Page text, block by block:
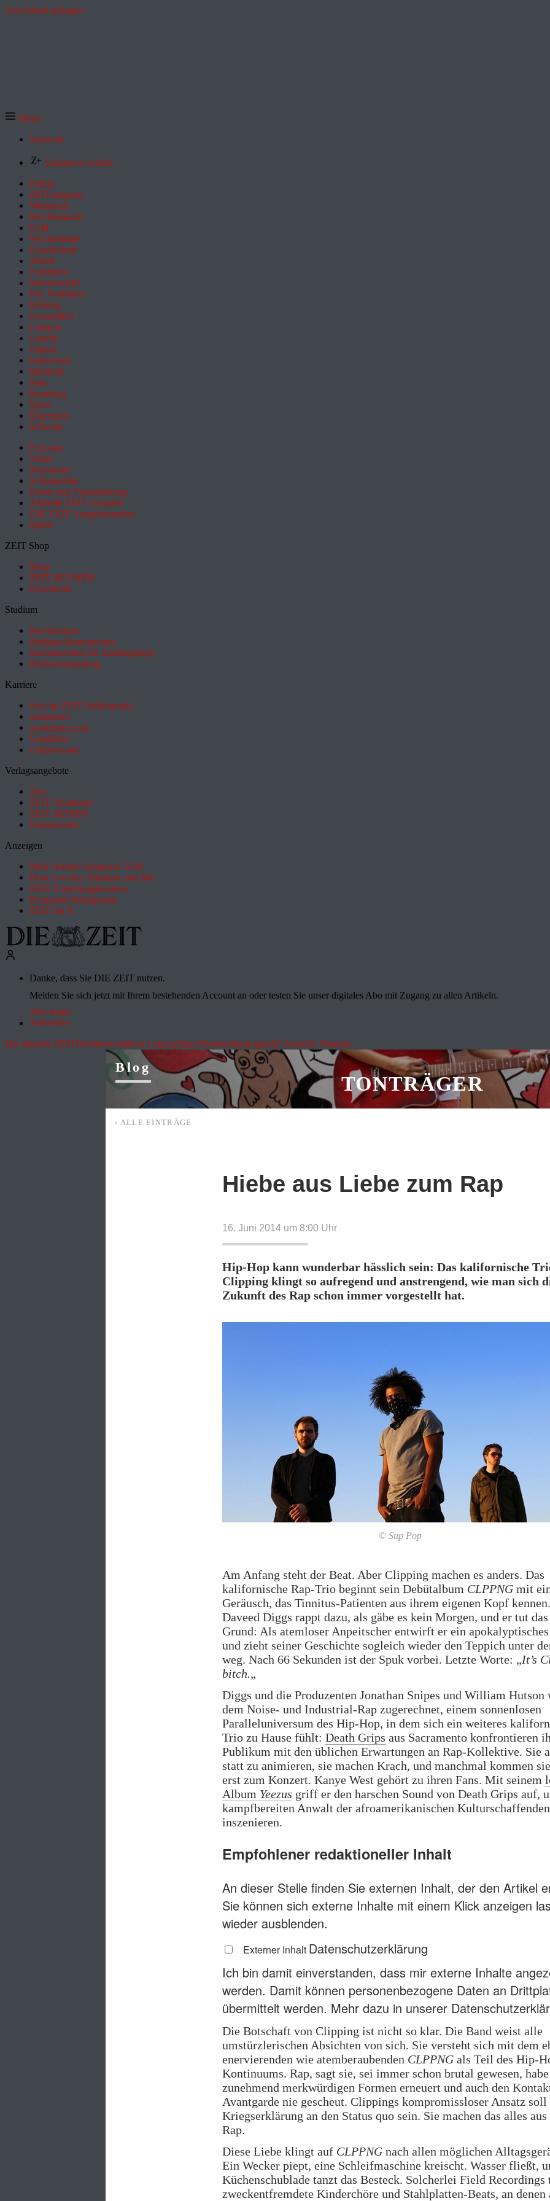
Zum Inhalt springen
Menü
Startseite
Exklusive Artikel
Politik
ZEITmagazin
Wirtschaft
Wochenmarkt
Geld
Wochenende
Gesellschaft
Arbeit
Feuilleton
Wissenschaft
Pol. Feuilleton
Bildung
Gesundheit
Campus
Familie
Digital
Entdecken
Mobilität
Sinn
Hamburg
Sport
Österreich
Schweiz
Podcasts
Video
Newsletter
Schlagzeilen
Daten und Visualisierung
Aktuelle ZEIT-Ausgabe
DIE ZEIT Ausgabenarchiv
Spiele
ZEIT Shop
Shop
ZEIT BÜCHER
Geschenke
Studium
HeyStudium
Studium-Interessentest
Suchmaschine für Studiengänge
Hochschulranking
Karriere
Jobs im ZEIT Stellenmarkt
academics
academics.com
GoodJobs
e-fellows.net
Verlagsangebote
Abo
ZEIT Akademie
ZEIT REISEN
Partnersuche
Anzeigen
Most Wanted Employer 2026
How it works: Studium und Job
ZEIT Forschungskosmos
Deutsches Schulportal
ZEIT für X
Danke, dass Sie DIE ZEIT nutzen.
Melden Sie sich jetzt mit Ihrem bestehenden Account an oder testen Sie unser digitales Abo mit Zugang zu allen Artikeln.
Abo testen
Anmelden
Die aktuelle ZEITDrohnenvorfall in LeipzigHitze"Deutschland spricht"Aktuelle Themen
Blog
TONTRÄGER
‹ ALLE EINTRÄGE
Hiebe aus Liebe zum Rap
16. Juni 2014 um 8:00 Uhr
Hip-Hop kann wunderbar hässlich sein: Das kalifornische
Clipping klingt so aufregend und anstrengend, wie man sich
Zukunft des Rap schon immer vorgestellt hat.
© Sup Pop
Am Anfang steht der Beat. Aber Clipping machen es anders. Das
kalifornische Rap-Trio beginnt sein Debütalbum CLPPNG mit
Geräusch, das Tinnitus-Patienten aus ihrem eigenen Kopf kennen.
Daveed Diggs rappt dazu, als gäbe es kein Morgen, und er tut
Grund: Als atemloser Anpeitscher entwirft er ein
und zieht seiner Geschichte sogleich wieder den Teppich unter
weg. Nach 66 Sekunden ist der Spuk vorbei. Letzte Worte: „It’s
bitch.„
Diggs und die Produzenten Jonathan Snipes und William Hutson
dem Noise- und Industrial-Rap zugerechnet, einem sonnenlosen
Paralleluniversum des Hip-Hop, in dem sich ein weiteres
Trio zu Hause fühlt: Death Grips aus Sacramento konfrontieren
Publikum mit den üblichen Erwartungen an Rap-Kollektive. Sie
statt zu animieren, sie machen Krach, und manchmal kommen
erst zum Konzert. Kanye West gehört zu ihren Fans. Mit seinem
Album Yeezus griff er den harschen Sound von Death Grips auf,
kampfbereiten Anwalt der afroamerikanischen
inszenieren.
Empfohlener redaktioneller Inhalt
An dieser Stelle finden Sie externen Inhalt, der den Artikel
Sie können sich externe Inhalte mit einem Klick anzeigen
wieder ausblenden.
Externer Inhalt Datenschutzerklärung
Ich bin damit einverstanden, dass mir externe Inhalte
werden. Damit können personenbezogene Daten an
übermittelt werden. Mehr dazu in unserer
Die Botschaft von Clipping ist nicht so klar. Die Band weist alle
umstürzlerischen Absichten von sich. Sie versteht sich mit dem
enervierenden wie atemberaubenden CLPPNG als Teil des Hip-
Kontinuums. Rap, sagt sie, sei immer schon brutal gewesen,
zunehmend merkwürdigen Formen erneuert und auch den
Avantgarde nie gescheut. Clippings kompromissloser Ansatz soll
Kriegserklärung an den Status quo sein. Sie machen das alles
Rap.
Diese Liebe klingt auf CLPPNG nach allen möglichen
Ein Wecker piept, eine Schleifmaschine kreischt. Wasser fließt,
Küchenschublade tanzt das Besteck. Solcherlei Field
zweckentfremdete Kinderchöre und Stahlplatten-Beats, an denen